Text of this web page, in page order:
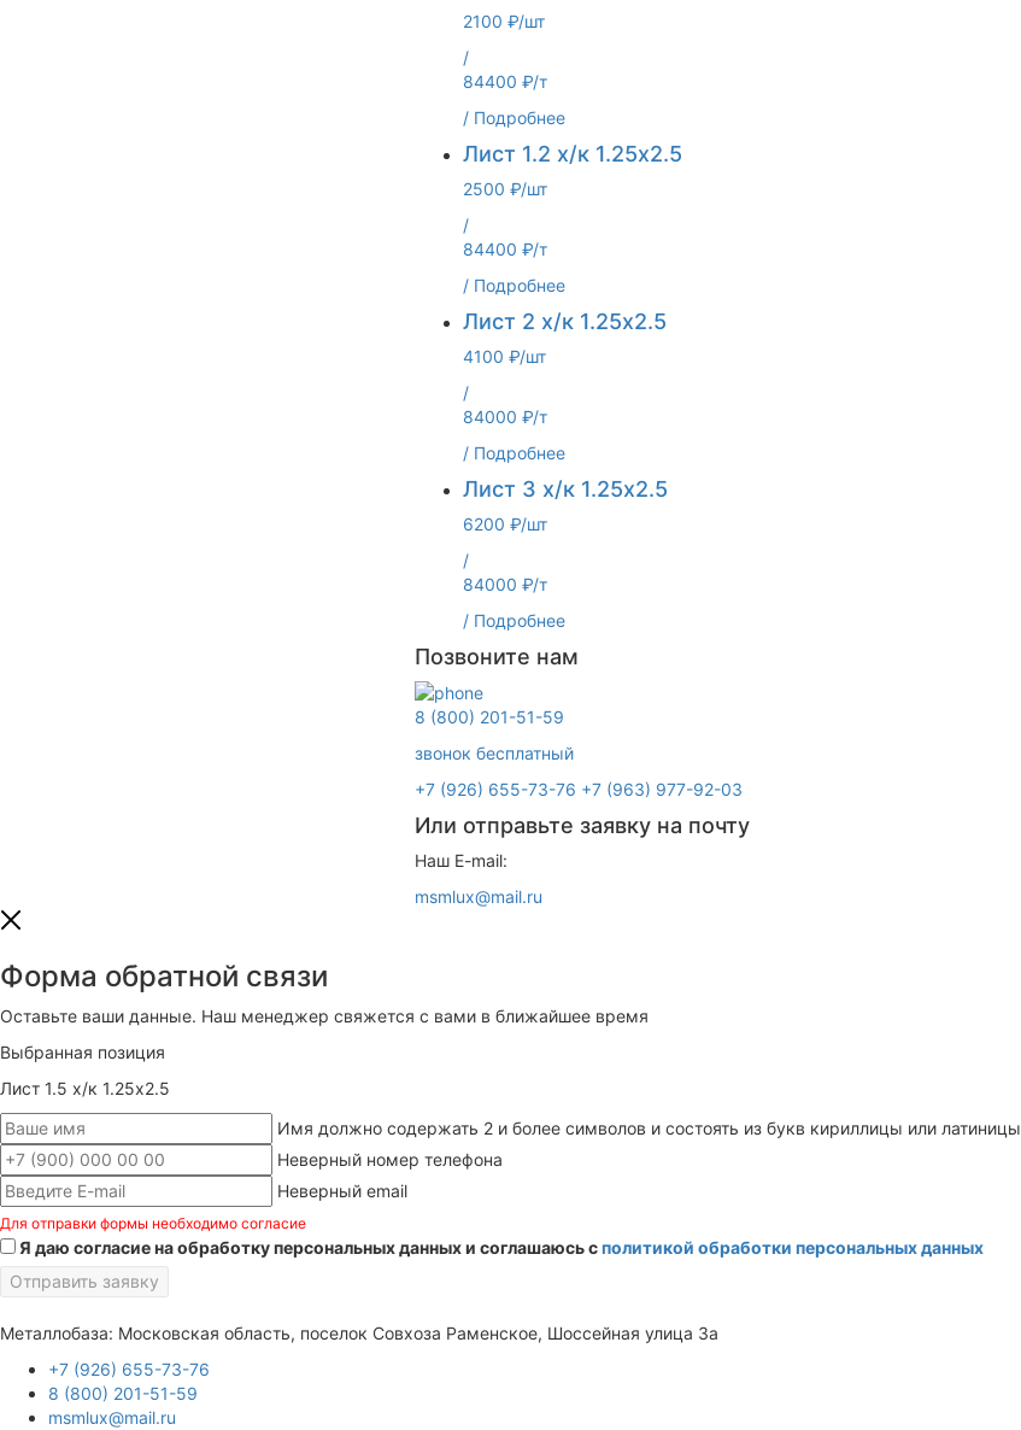
2100 ₽/шт
/
84400 ₽/т
/ Подробнее
Лист 1.2 х/к 1.25х2.5
2500 ₽/шт
/
84400 ₽/т
/ Подробнее
Лист 2 х/к 1.25х2.5
4100 ₽/шт
/
84000 ₽/т
/ Подробнее
Лист 3 х/к 1.25х2.5
6200 ₽/шт
/
84000 ₽/т
/ Подробнее
Позвоните нам
8 (800) 201-51-59
звонок бесплатный
+7 (926) 655-73-76 +7 (963) 977-92-03
Или отправьте заявку на почту
Наш E-mail:
msmlux@mail.ru
Форма обратной связи
Оставьте ваши данные. Наш менеджер свяжется с вами в ближайшее время
Выбранная позиция
Лист 1.5 х/к 1.25х2.5
Имя должно содержать 2 и более символов и состоять из букв кириллицы или латиницы
Неверный номер телефона
Неверный email
Для отправки формы необходимо согласие
Я даю согласие на обработку персональных данных и соглашаюсь сполитикой обработки персональных данных
Отправить заявку
Металлобаза: Московская область, поселок Совхоза Раменское, Шоссейная улица 3а
+7 (926) 655-73-76
8 (800) 201-51-59
msmlux@mail.ru